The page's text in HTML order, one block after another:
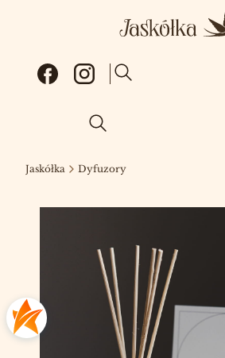
Otwórz wyszukiwarkę
Otwórz wyszukiwarkę
Jaskółka Dyfuzory